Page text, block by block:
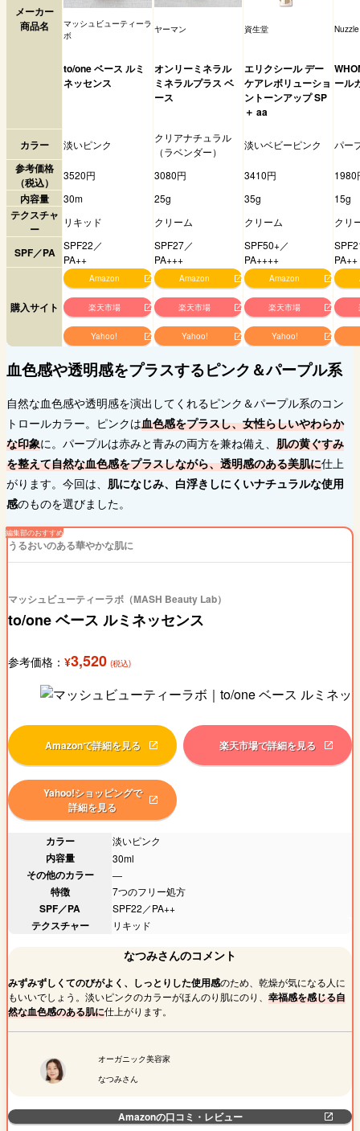
メーカー
商品名
マッシュビューティーラ
ボ
ヤーマン 資生堂 Nuzzle
to/one ベース ルミ
ネッセンス
オンリーミネラル
ミネラルプラス ベ
ース
エリクシール デー
ケアレボリューショ
ントーンアップ SP
＋ aa
ール
カラー 淡いピンク
クリアナチュラル
（ラベンダー）
淡いベビーピンク パー
参考価格
（税込）
3520円 3080円 3410円 1980
内容量 30m 25g 35g 15g
テクスチャ
ー
リキッド クリーム クリーム クリ
SPF／PA
SPF22／
PA++
SPF27／
PA+++
SPF50+／
PA++++
PA++
購入サイト
Amazon
楽天市場
Yahoo!
Amazon
楽天市場
Yahoo!
Amazon
楽天市場
Yahoo!
血色感や透明感をプラスするピンク＆パープル系
自然な血色感や透明感を演出してくれるピンク＆パープル系のコン
トロールカラー。ピンクは血色感をプラスし、女性らしいやわらか
な印象に。パープルは赤みと青みの両方を兼ね備え、 肌の黄ぐすみ
を整えて自然な血色感をプラスしながら、透明感のある美肌に仕上
がります。今回は、 肌になじみ、白浮きしにくいナチュラルな使用
感のものを選びました。
うるおいのある華やかな肌に
マッシュビューティーラボ（MASH Beauty Lab）
to/one ベース ルミネッセンス
参考価格： ¥3,520 (税込)
Amazonで詳細を見る 楽天市場で詳細を見る
Yahoo!ショッピングで
詳細を見る
カラー 淡いピンク
内容量 30ml
その他のカラー ―
特徴 7つのフリー処方
SPF／PA SPF22／PA++
テクスチャー リキッド
なつみさんのコメント
みずみずしくてのびがよく、しっとりした使用感のため、乾燥が気になる人に
もいいでしょう。淡いピンクのカラーがほんのり肌にのり、 幸福感を感じる自
然な血色感のある肌に仕上がります。
オーガニック美容家
なつみさん
Amazonの口コミ・レビュー